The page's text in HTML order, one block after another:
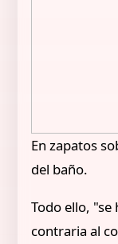
En zapatos
del baño.
Todo ello,
contraria al